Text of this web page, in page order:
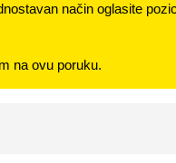
način oglasite
na ovu poruku.